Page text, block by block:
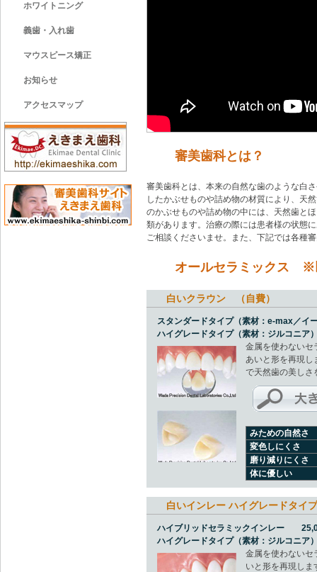
審美歯科とは？
審美歯科とは、本来の自然な歯のような白
したかぶせものや詰め物の材質により、天
のかぶせものや詰め物の中には、天然歯と
類があります。治療の際には患者様の状態
ご相談くださいませ。また、下記では各種
オールセラミックス ※
白いクラウン （自費）
スタンダードタイプ（素材：e-max／
ハイグレードタイプ（素材：ジルコニ
金属を使わないセ
あいと形を再現し
で天然歯の美しさ
みための自然さ
変色しにくさ
磨り減りにくさ
体に優しい
白いインレー ハイグレードタイ
ハイブリッドセラミックインレー
ハイグレードタイプ（素材：ジルコニ
金属を使わないセ
いと形を再現しま
ホワイトニング
義歯・入れ歯
マウスピース矯正
お知らせ
アクセスマップ